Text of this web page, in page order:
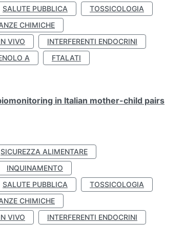
SALUTE PUBBLICA
TOSSICOLOGIA
CHIMICHE
VIVO
INTERFERENTI ENDOCRINI
A
FTALATI
in Italian mother-child pairs
SICUREZZA ALIMENTARE
INQUINAMENTO
SALUTE PUBBLICA
TOSSICOLOGIA
CHIMICHE
VIVO
INTERFERENTI ENDOCRINI